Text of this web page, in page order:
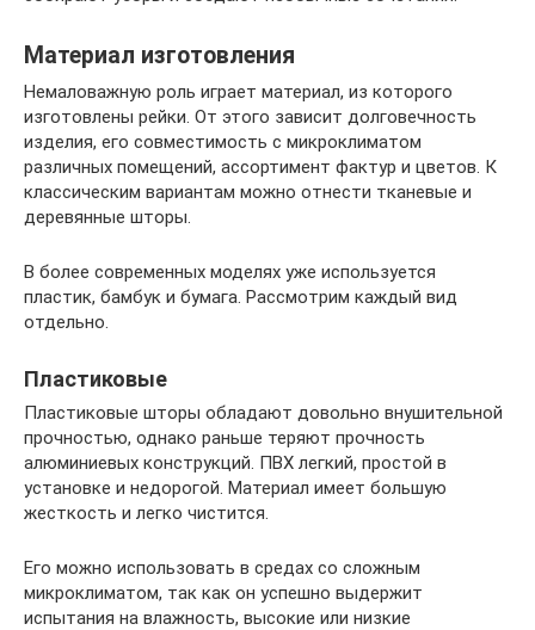
Материал изготовления
Немаловажную роль играет материал, из которого
изготовлены рейки. От этого зависит долговечность
изделия, его совместимость с микроклиматом
различных помещений, ассортимент фактур и цветов. К
классическим вариантам можно отнести тканевые и
деревянные шторы.
В более современных моделях уже используется
пластик, бамбук и бумага. Рассмотрим каждый вид
отдельно.
Пластиковые
Пластиковые шторы обладают довольно внушительной
прочностью, однако раньше теряют прочность
алюминиевых конструкций. ПВХ легкий, простой в
установке и недорогой. Материал имеет большую
жесткость и легко чистится.
Его можно использовать в средах со сложным
микроклиматом, так как он успешно выдержит
испытания на влажность, высокие или низкие